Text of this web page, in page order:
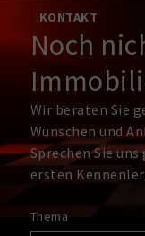
KONTAKT
Noch
Wir beraten Sie
Wünschen und
Sprechen Sie
ersten
Thema